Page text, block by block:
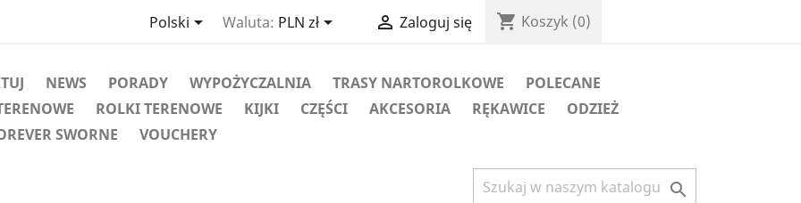
Polski Waluta: PLN zł  Zaloguj się shopping_cart Koszyk (0)
NEWS PORADY WYPOŻYCZALNIA TRASY NARTOROLKOWE
POLECANE
ROLKI TERENOWE KIJKI CZĘŚCI AKCESORIA RĘKAWICE
ODZIEŻ
SWORNE
VOUCHERY
